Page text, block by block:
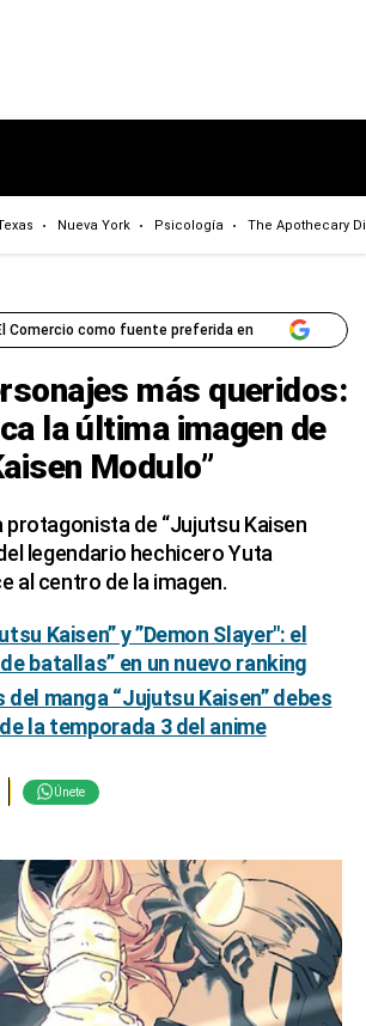
Nueva York Psicología The Apothecary
Comercio como fuente preferida en
más queridos:
la última imagen de
Modulo”
protagonista de “Jujutsu Kaisen
legendario hechicero Yuta
al centro de la imagen.
Kaisen” y ”Demon Slayer": el
batallas” en un nuevo ranking
manga “Jujutsu Kaisen” debes
la temporada 3 del anime
Únete